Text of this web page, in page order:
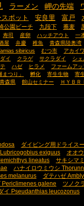
ラーメン 岬の先端
ポット 安良里 富戸
公園ビーチ 九段下 蕎麦
寿司 産卵 ハッチアウト 一
屋 弁慶 稚魚 青森県陸奥湾
sibiricus むつ市 アカイワ
イ クラゲ サクラダイ シ
ハゼ ヒラメ ファームアッ
つり」 孵化 寄生生物 寄
青森県 館山セミナー ＨＹＢＲ
ダイビング用ドライス
exiguus オオ
lineatus サキシマ
ハナイロウミウシ
melanurus ダテハゼ
Periclimenes galene ツノク
イ Pseudanthias leucozonus